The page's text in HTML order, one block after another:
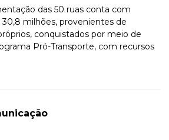
das 50 ruas conta com
milhões, provenientes de
conquistados por meio de
Pró-Transporte, com recursos